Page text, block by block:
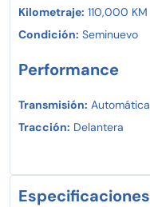
Kilometraje: 110,000 KM
Condición: Seminuevo
Performance
Transmisión: Automática
Tracción: Delantera
Especificaciones